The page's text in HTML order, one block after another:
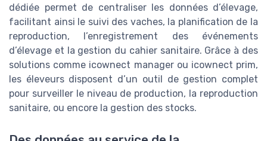
dédiée permet de centraliser les données d’élevage,
facilitant ainsi le suivi des vaches, la planification de la
reproduction, l’enregistrement des événements
d’élevage et la gestion du cahier sanitaire. Grâce à des
solutions comme icownect manager ou icownect prim,
les éleveurs disposent d’un outil de gestion complet
pour surveiller le niveau de production, la reproduction
sanitaire, ou encore la gestion des stocks.